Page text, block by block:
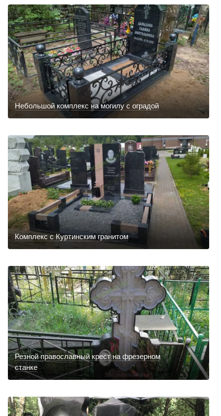
Небольшой комплекс на могилу с оградой
Комплекс с Куртинским гранитом
Резной православный крест на фрезерном
станке